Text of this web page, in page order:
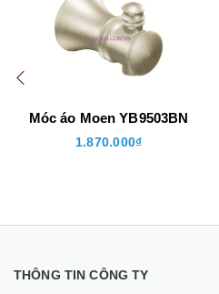
Móc áo Moen YB9503BN
1.870.000₫
THÔNG TIN CÔNG TY